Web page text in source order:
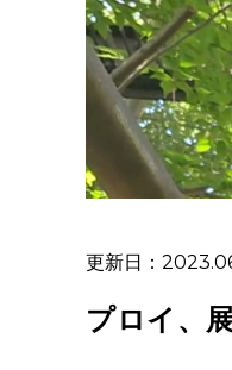
更新日：
プロイ、